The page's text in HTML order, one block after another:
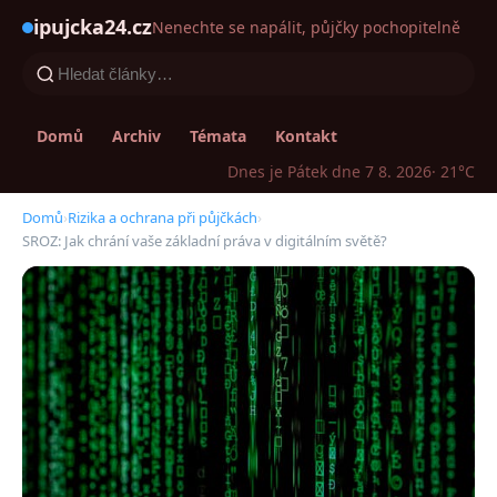
ipujcka24.czNenechte se napálit, půjčky pochopitelně
Domů Archiv Témata
Kontakt
Dnes je Pátek dne 7 8. 2026· 21°C
Domů›Rizika a ochrana při půjčkách›
SROZ: Jak chrání vaše základní práva v digitálním světě?